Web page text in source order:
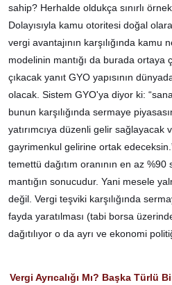
sahip? Herhalde oldukça sınırlı
Dolayısıyla kamu otoritesi doğal
vergi avantajının karşılığında kamu
modelinin mantığı da burada ortaya
çıkacak yanıt GYO yapısının
olacak. Sistem GYO'ya diyor ki:
bunun karşılığında sermaye
yatırımcıya düzenli gelir sağlayacak
gayrimenkul gelirine ortak
temettü dağıtım oranının en az %90
mantığın sonucudur. Yani mesele
değil. Vergi teşviki karşılığında
fayda yaratılması (tabi borsa
dağıtılıyor o da ayrı ve ekonomi
Vergi Ayrıcalığı Mı? Başka Türlü